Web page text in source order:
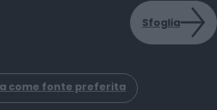
Sfoglia
come fonte preferita